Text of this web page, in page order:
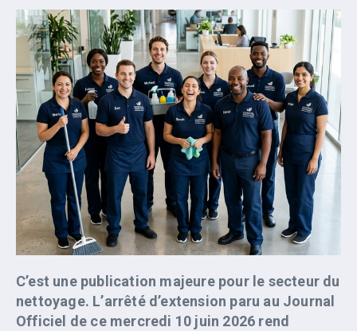
C’est une publication majeure pour le secteur du
nettoyage. L’arrêté d’extension paru au Journal
Officiel de ce mercredi 10 juin 2026 rend